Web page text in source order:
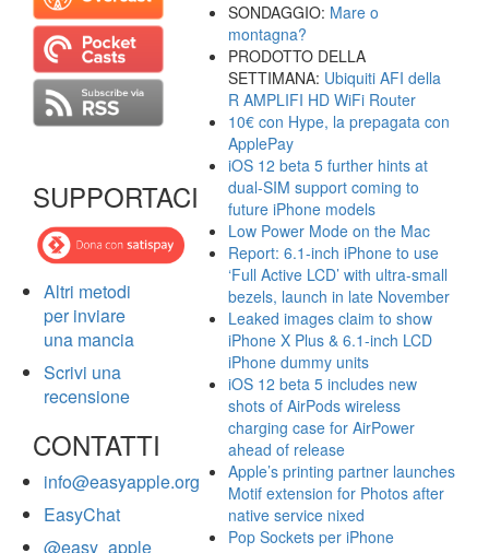
SUPPORTACI
Altri metodi
per inviare
una mancia
Scrivi una
recensione
CONTATTI
info@easyapple.org
EasyChat
@easy_apple
SONDAGGIO: Mare o
montagna?
PRODOTTO DELLA
SETTIMANA: Ubiquiti AFI della
R AMPLIFI HD WiFi Router
10€ con Hype, la prepagata con
ApplePay
iOS 12 beta 5 further hints at
dual-SIM support coming to
future iPhone models
Low Power Mode on the Mac
Report: 6.1-inch iPhone to use
‘Full Active LCD’ with ultra-small
bezels, launch in late November
Leaked images claim to show
iPhone X Plus & 6.1-inch LCD
iPhone dummy units
iOS 12 beta 5 includes new
shots of AirPods wireless
charging case for AirPower
ahead of release
Apple’s printing partner launches
Motif extension for Photos after
native service nixed
Pop Sockets per iPhone